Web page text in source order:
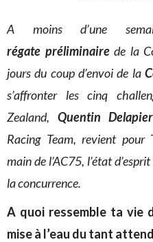
A moins d’une
régate préliminairede la
jours du coup d’envoi de la
s’affronter les cinq
Zealand, Quentin
Racing Team, revient pour
main de l’AC75, l’état
la concurrence.
A quoi ressemble ta vie
mise à l’eau du tant